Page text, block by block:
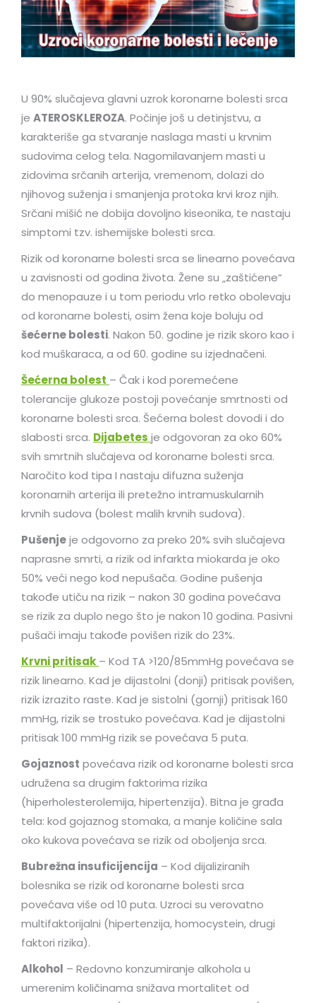
U 90% slučajeva glavni uzrok koronarne bolesti srca
je ATEROSKLEROZA. Počinje još u detinjstvu, a
karakteriše ga stvaranje naslaga masti u krvnim
sudovima celog tela. Nagomilavanjem masti u
zidovima srčanih arterija, vremenom, dolazi do
njihovog suženja i smanjenja protoka krvi kroz njih.
Srčani mišić ne dobija dovoljno kiseonika, te nastaju
simptomi tzv. ishemijske bolesti srca.
Rizik od koronarne bolesti srca se linearno povećava
u zavisnosti od godina života. Žene su „zaštićene“
do menopauze i u tom periodu vrlo retko obolevaju
od koronarne bolesti, osim žena koje boluju od
šećerne bolesti. Nakon 50. godine je rizik skoro kao i
kod muškaraca, a od 60. godine su izjednačeni.
Šećerna bolest – Čak i kod poremećene
tolerancije glukoze postoji povećanje smrtnosti od
koronarne bolesti srca. Šećerna bolest dovodi i do
slabosti srca. Dijabetes je odgovoran za oko 60%
svih smrtnih slučajeva od koronarne bolesti srca.
Naročito kod tipa I nastaju difuzna suženja
koronarnih arterija ili pretežno intramuskularnih
krvnih sudova (bolest malih krvnih sudova).
Pušenjeje odgovorno za preko 20% svih slučajeva
naprasne smrti, a rizik od infarkta miokarda je oko
50% veći nego kod nepušača. Godine pušenja
takođe utiču na rizik – nakon 30 godina povećava
se rizik za duplo nego što je nakon 10 godina. Pasivni
pušači imaju takođe povišen rizik do 23%.
Krvni pritisak – Kod TA >120/85mmHg povećava se
rizik linearno. Kad je dijastolni (donji) pritisak povišen,
rizik izrazito raste. Kad je sistolni (gornji) pritisak 160
mmHg, rizik se trostuko povećava. Kad je dijastolni
pritisak 100 mmHg rizik se povećava 5 puta.
Gojaznost povećava rizik od koronarne bolesti srca
udružena sa drugim faktorima rizika
(hiperholesterolemija, hipertenzija). Bitna je građa
tela: kod gojaznog stomaka, a manje količine sala
oko kukova povećava se rizik od oboljenja srca.
Bubrežna insuficijencija – Kod dijaliziranih
bolesnika se rizik od koronarne bolesti srca
povećava više od 10 puta. Uzroci su verovatno
multifaktorijalni (hipertenzija, homocystein, drugi
faktori rizika).
Alkohol – Redovno konzumiranje alkohola u
umerenim količinama snižava mortalitet od